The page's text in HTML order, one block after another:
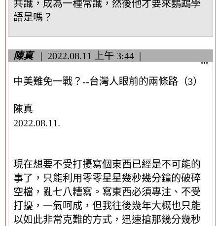
共識，成為一種常識，然後他才要來鸚鵡學
語是嗎？
陳真 2022.08.11 上午 3:44
中美難免一戰？--台灣人眼前的兩條路（3）
陳真
2022.08.11.
現在想要不受打擾寫個東西已經是不可能的
事了，只能利用零零星星幾秒幾分鐘的破碎
空檔，亂七八糟寫。寫東西必須專注、不受
打擾，一氣呵成，但我往後幾年大概也只能
以如此非常克難的方式，迅速搶那幾分幾秒
...顯